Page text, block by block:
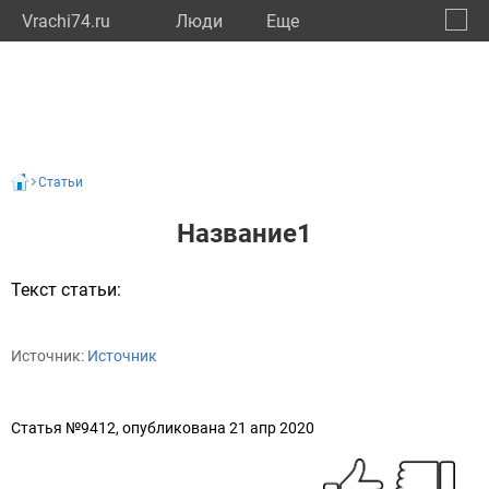
Vrachi74.ru Люди Eще
Статьи
Название1
Текст статьи:
Источник: Источник
Статья №9412, опубликована 21 апр 2020